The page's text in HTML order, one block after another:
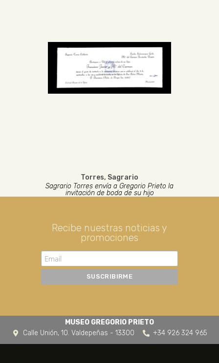
Torres, Sagrario
Sagrario Torres envía a Gregorio Prieto la
invitación de boda de su hijo
Recibe nuestras noticias y
promociones
MUSEO GREGORIO PRIETO
Calle Unión, 10. Valdepeñas - 13300
+34 926 324 965